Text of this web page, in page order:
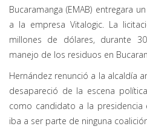
Bucaramanga (EMAB) entregara
a la empresa Vitalogic. La
millones de dólares, durante
manejo de los residuos en
Hernández renunció a la alcaldía
desapareció de la escena
como candidato a la
iba a ser parte de ninguna